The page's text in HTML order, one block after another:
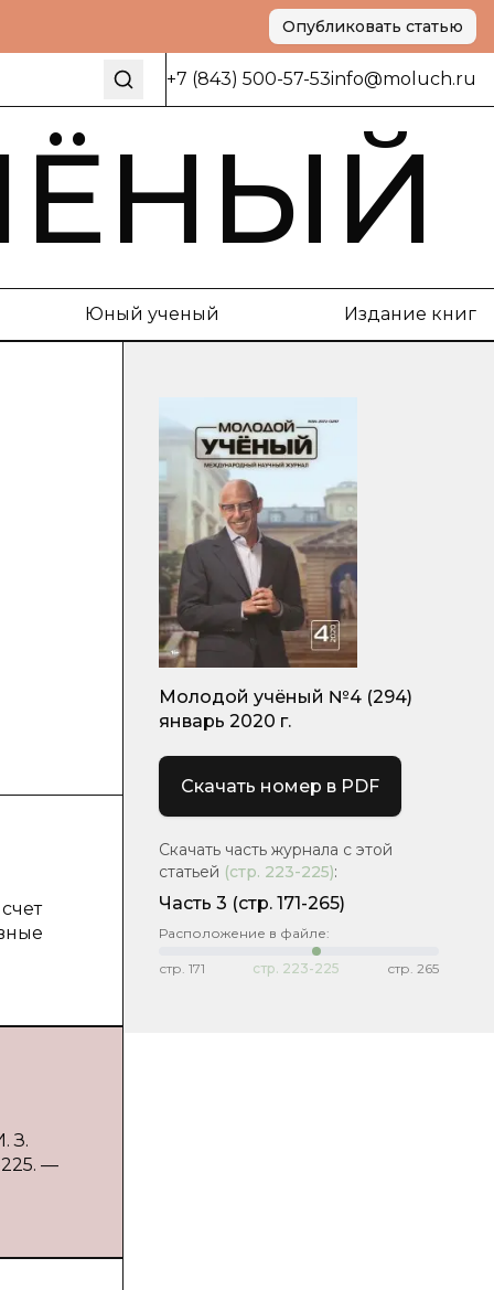
Опубликовать статью
+7 (843) 500-57-53info@moluch.ru
Юный ученый Издание книг
З.
—
Молодой учёный №4 (294)
январь 2020 г.
Скачать номер в PDF
Скачать часть журнала с этой
статьей (стр. 223-225):
Часть 3 (стр. 171-265)
Расположение в файле:
стр. 171 стр. 223-225 стр. 265